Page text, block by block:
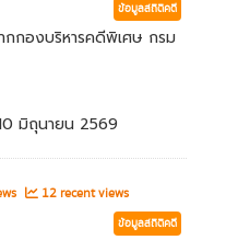
ข้อมูลสถิติคดี
กกองบริหารคดีพิเศษ กรม
มิถุนายน 2569
12 recent views
ข้อมูลสถิติคดี